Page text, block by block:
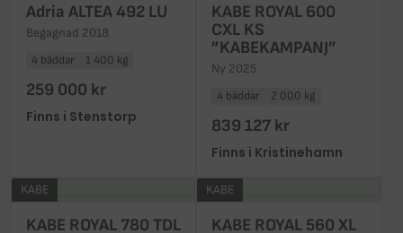
Adria ALTEA 492 LU
Begagnad 2018
4 bäddar 1 400 kg
259 000 kr
Finns i Stenstorp
KABE ROYAL 600
CXL KS
”KABEKAMPANJ”
Ny 2025
4 bäddar 2 000 kg
839 127 kr
Finns i Kristinehamn
KABE
KABE ROYAL 780 TDL
KABE
KABE ROYAL 560 XL